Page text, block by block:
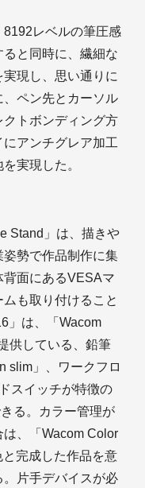
8192レベルの筆圧感
と同時に、繊細な
現し、思い通りに
ペン先とカーソル
トボンディング方
アンチグレア加工
実現した。
Stand」は、描きや
勢で作品制作に集
面にあるVESAマ
も取り付けること
」は、「Wacom
供している、鉛筆
slim」、ワークフロ
スイッチが特徴の
る。カラー管理が
、「Wacom Color
完成した作品を意
片手デバイスが必